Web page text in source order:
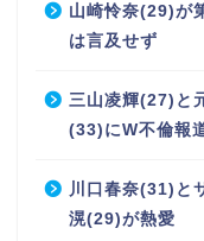
山崎怜奈(29)が
は言及せず
三山凌輝(27)と
(33)にW不倫報
川口春奈(31)と
滉(29)が熱愛